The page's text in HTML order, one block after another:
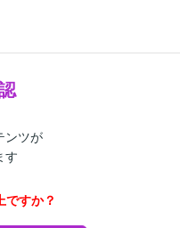
ンツが
す
ですか？